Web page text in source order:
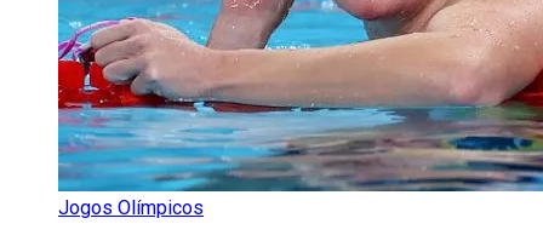
Jogos Olímpicos